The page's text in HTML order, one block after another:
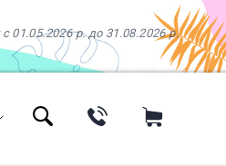
01.05.2026 р. до 31.08.2026 р.